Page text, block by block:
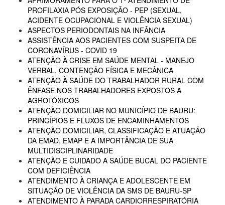
PROFILAXIA PÓS EXPOSIÇÃO - PEP (SEXUAL,
ACIDENTE OCUPACIONAL E VIOLÊNCIA SEXUAL)
ASPECTOS PERIODONTAIS NA INFÂNCIA
ASSISTÊNCIA AOS PACIENTES COM SUSPEITA DE
CORONAVÍRUS - COVID 19
ATENÇÃO À CRISE EM SAÚDE MENTAL - MANEJO
VERBAL, CONTENÇÃO FÍSICA E MECÂNICA
ATENÇÃO À SAÚDE DO TRABALHADOR RURAL COM
ÊNFASE NOS TRABALHADORES EXPOSTOS A
AGROTÓXICOS
ATENÇÃO DOMICILIAR NO MUNICÍPIO DE BAURU:
PRINCÍPIOS E FLUXOS DE ENCAMINHAMENTOS
ATENÇÃO DOMICILIAR, CLASSIFICAÇÃO E ATUAÇÃO
DA EMAD, EMAP E A IMPORTÂNCIA DE SUA
MULTIDISCIPLINARIDADE
ATENÇÃO E CUIDADO A SAÚDE BUCAL DO PACIENTE
COM DEFICIÊNCIA
ATENDIMENTO À CRIANÇA E ADOLESCENTE EM
SITUAÇÃO DE VIOLÊNCIA DA SMS DE BAURU-SP
ATENDIMENTO À PARADA CARDIORRESPIRATÓRIA